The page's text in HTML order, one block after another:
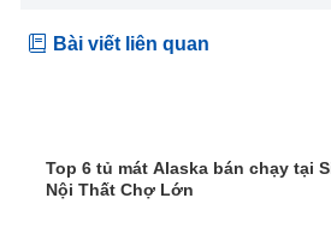
Bài viết liên quan
Top 6 tủ mát Alaska bán chạy tại
Nội Thất Chợ Lớn